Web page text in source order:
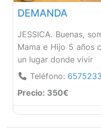
DEMANDA
JESSICA. Buenas,
Mama e Hijo 5 años
un lugar donde vivir
Teléfono:
Precio: 350€